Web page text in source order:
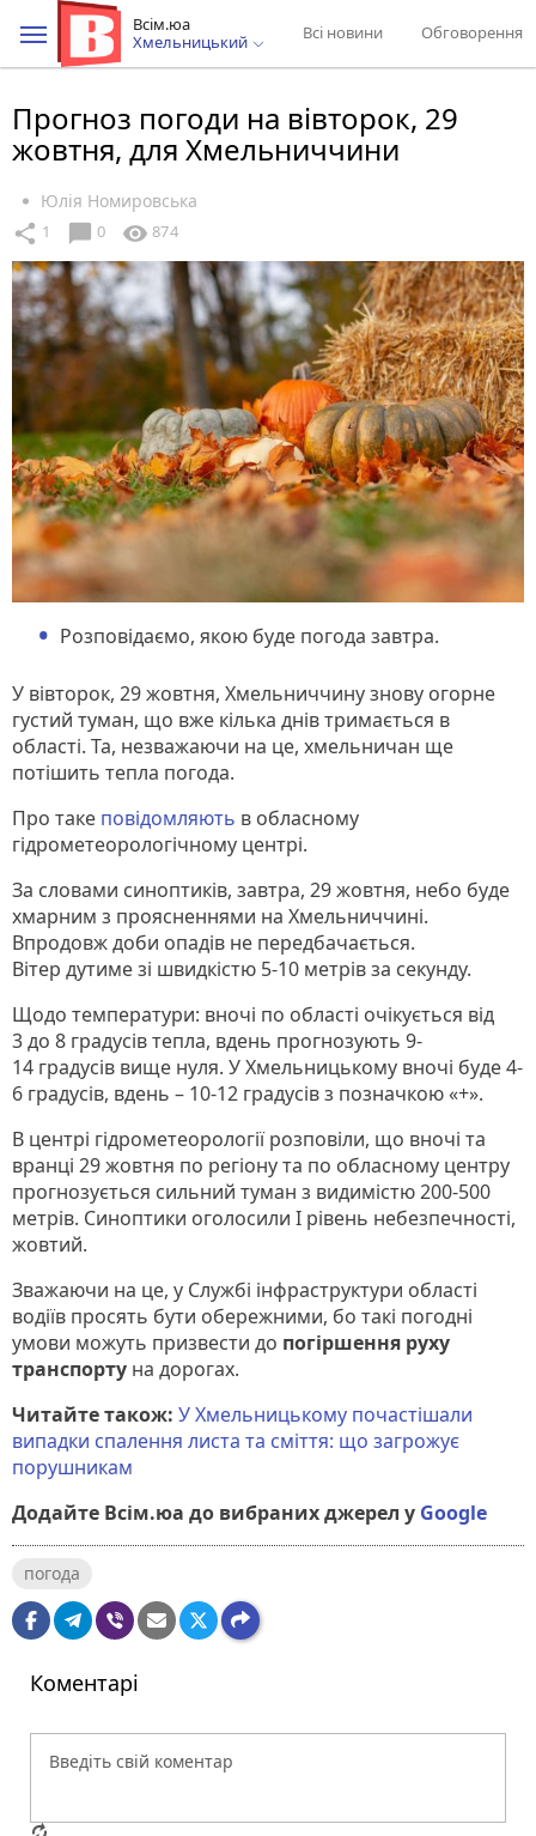
Всім.юа
Хмельницький
Всі новини Обговорення
Прогноз погоди на вівторок, 29
жовтня, для Хмельниччини
Юлія Номировська
share 1 chat_bubble 0 visibility 874
Розповідаємо, якою буде погода завтра.
У вівторок, 29 жовтня, Хмельниччину знову огорне
густий туман, що вже кілька днів тримається в
області. Та, незважаючи на це, хмельничан ще
потішить тепла погода.
Про таке повідомляють в обласному
гідрометеорологічному центрі.
За словами синоптиків, завтра, 29 жовтня, небо буде
хмарним з проясненнями на Хмельниччині.
Впродовж доби опадів не передбачається.
Вітер дутиме зі швидкістю 5-10 метрів за секунду.
Щодо температури: вночі по області очікується від
3 до 8 градусів тепла, вдень прогнозують 9-
14 градусів вище нуля. У Хмельницькому вночі буде 4-
6 градусів, вдень – 10-12 градусів з позначкою «+».
В центрі гідрометеорології розповіли, що вночі та
вранці 29 жовтня по регіону та по обласному центру
прогнозується сильний туман з видимістю 200-500
метрів. Синоптики оголосили І рівень небезпечності,
жовтий.
Зважаючи на це, у Службі інфраструктури області
водіїв просять бути обережними, бо такі погодні
умови можуть призвести до погіршення руху
транспорту на дорогах.
Читайте також: У Хмельницькому почастішали
випадки спалення листа та сміття: що загрожує
порушникам
Додайте Всім.юа до вибраних джерел у Google
погода
Коментарі